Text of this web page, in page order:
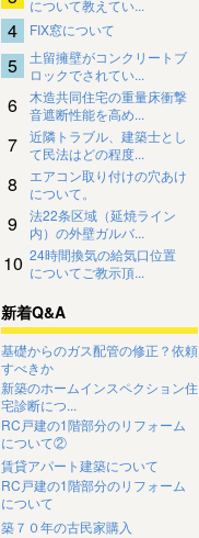
について教えてい...
4 FIX窓について
5
土留擁壁がコンクリートブ
ロックでされてい...
6
木造共同住宅の重量床衝撃
音遮断性能を高め...
7
近隣トラブル、建築士とし
て民法はどの程度...
8
エアコン取り付けの穴あけ
について。
9
法22条区域（延焼ライン
内）の外壁ガルバ...
10 24時間換気の給気口位置
についてご教示頂...
新着Q&A
基礎からのガス配管の修正？依頼
すべきか
新築のホームインスペクション住
宅診断につ...
RC戸建の1階部分のリフォーム
について②
賃貸アパート建築について
RC戸建の1階部分のリフォーム
について
築７０年の古民家購入